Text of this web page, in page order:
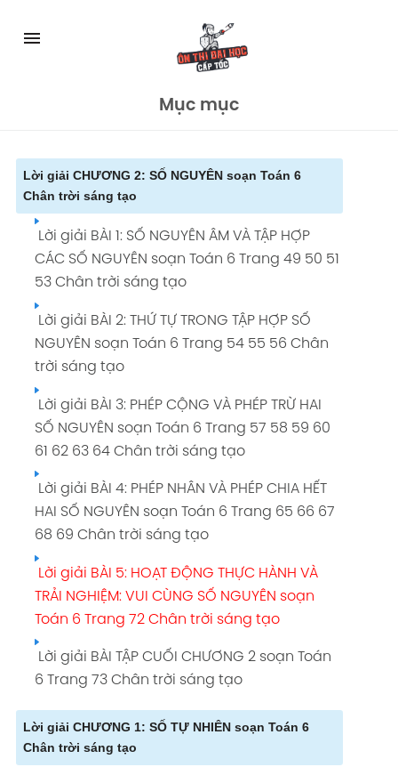
menu
Mục mục
Lời giải CHƯƠNG 2: SỐ NGUYÊN soạn Toán 6
Chân trời sáng tạo
Lời giải BÀI 1: SỐ NGUYÊN ÂM VÀ TẬP HỢP
CÁC SỐ NGUYÊN soạn Toán 6 Trang 49 50 51
53 Chân trời sáng tạo
Lời giải BÀI 2: THỨ TỰ TRONG TẬP HỢP SỐ
NGUYÊN soạn Toán 6 Trang 54 55 56 Chân
trời sáng tạo
Lời giải BÀI 3: PHÉP CỘNG VÀ PHÉP TRỪ HAI
SỐ NGUYÊN soạn Toán 6 Trang 57 58 59 60
61 62 63 64 Chân trời sáng tạo
Lời giải BÀI 4: PHÉP NHÂN VÀ PHÉP CHIA HẾT
HAI SỐ NGUYÊN soạn Toán 6 Trang 65 66 67
68 69 Chân trời sáng tạo
Lời giải BÀI 5: HOẠT ĐỘNG THỰC HÀNH VÀ
TRẢI NGHIỆM: VUI CÙNG SỐ NGUYÊN soạn
Toán 6 Trang 72 Chân trời sáng tạo
Lời giải BÀI TẬP CUỐI CHƯƠNG 2 soạn Toán
6 Trang 73 Chân trời sáng tạo
Lời giải CHƯƠNG 1: SỐ TỰ NHIÊN soạn Toán 6
Chân trời sáng tạo